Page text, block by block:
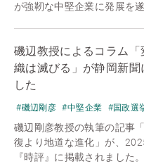
が強靭な中堅企業に発展を
磯辺教授によるコラム「
織は滅びる」が静岡新聞
した
#磯辺剛彦 #中堅企業 #国政選
磯辺剛彦教授の執筆の記事
復より地道な進化」が、
『時評』に掲載されました